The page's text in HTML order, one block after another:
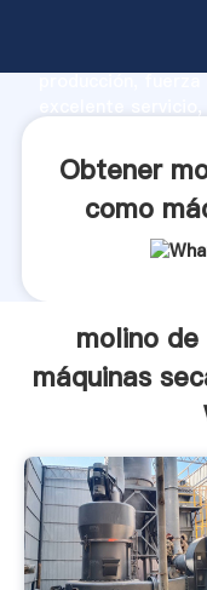
producción, fuerza
valor y aporta
Obtener
como
molino
máquinas